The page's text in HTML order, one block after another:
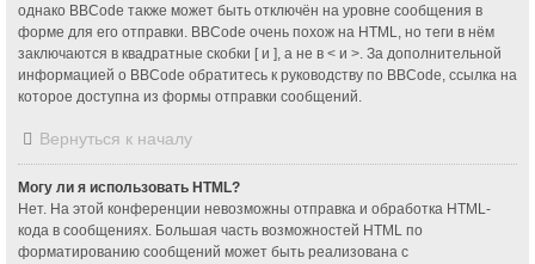
однако BBCode также может быть отключён на уровне сообщения в
форме для его отправки. BBCode очень похож на HTML, но теги в нём
заключаются в квадратные скобки [ и ], а не в < и >. За дополнительной
информацией о BBCode обратитесь к руководству по BBCode, ссылка на
которое доступна из формы отправки сообщений.
Вернуться к началу
Могу ли я использовать HTML?
Нет. На этой конференции невозможны отправка и обработка HTML-
кода в сообщениях. Большая часть возможностей HTML по
форматированию сообщений может быть реализована с